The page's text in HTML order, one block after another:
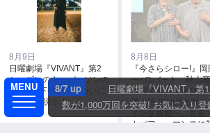
8月9日
日曜劇場『VIVANT』第2
シーズンのキーパーソンの
1人、宮下今日子がついに
ベールを脱ぐ！
8月8日
『今さらシロー!』
一×ロバート・秋山
池袋で全力で学び 全
遊ぶ!永尾柚乃とサン
イン水族館へ…客前
カパフォーマンスに
8/7 up
日曜劇場『VIVANT』第
数が1,000万回を突破! お気に入り
歴代トップ! 8/9(日)よる9時からは